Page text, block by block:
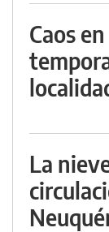
Caos
La